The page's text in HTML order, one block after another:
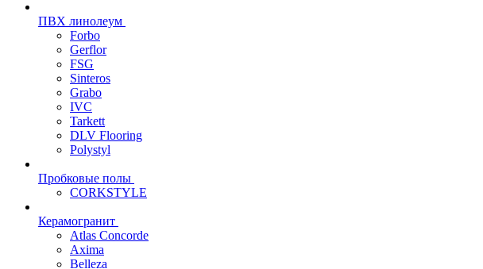
ПВХ линолеум
Forbo
Gerflor
FSG
Sinteros
Grabo
IVC
Tarkett
DLV Flooring
Polystyl
Пробковые полы
CORKSTYLE
Керамогранит
Atlas Concorde
Axima
Belleza